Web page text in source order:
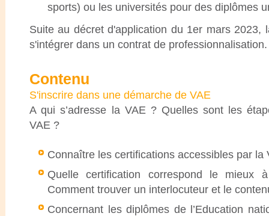
sports) ou les universités pour des diplômes
Suite au décret d'application du 1er mars 2023,
s'intégrer dans un contrat de professionnalisation.
Contenu
S'inscrire dans une démarche de VAE
A qui s’adresse la VAE ? Quelles sont les
VAE ?
Connaître les certifications accessibles par la
Quelle certification correspond le mieux
Comment trouver un interlocuteur et le
Concernant les diplômes de l’Education